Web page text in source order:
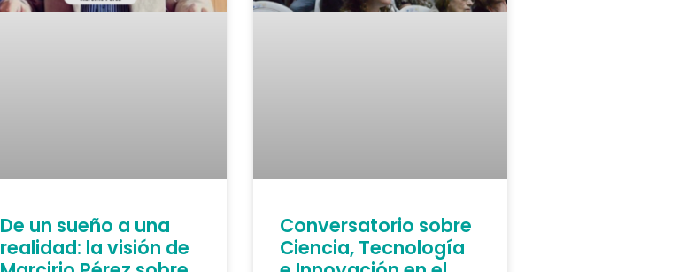
De un sueño a una
realidad: la visión de
Conversatorio sobre
Ciencia, Tecnología